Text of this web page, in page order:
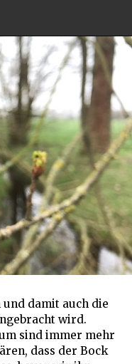
damit auch die
wird.
sind immer mehr
dass der Bock